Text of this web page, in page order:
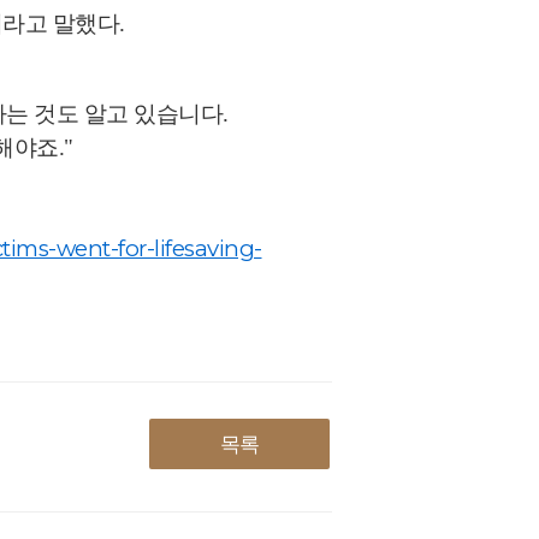
고 말했다.
것도 알고 있습니다.
야죠."
went-for-lifesaving-
목록